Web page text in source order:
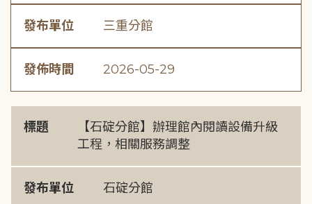
發布單位 三重分館
發佈時間 2026-05-29
標題
【石碇分館】辦理館內閱讀設備升級
工程，相關服務調整
發布單位 石碇分館